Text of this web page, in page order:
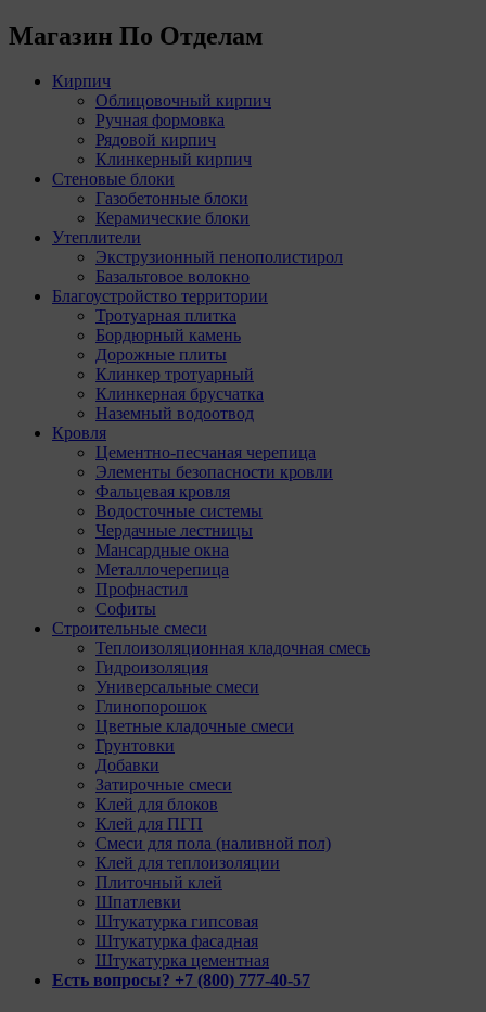
Магазин По Отделам
Кирпич
Облицовочный кирпич
Ручная формовка
Рядовой кирпич
Клинкерный кирпич
Стеновые блоки
Газобетонные блоки
Керамические блоки
Утеплители
Экструзионный пенополистирол
Базальтовое волокно
Благоустройство территории
Тротуарная плитка
Бордюрный камень
Дорожные плиты
Клинкер тротуарный
Клинкерная брусчатка
Наземный водоотвод
Кровля
Цементно-песчаная черепица
Элементы безопасности кровли
Фальцевая кровля
Водосточные системы
Чердачные лестницы
Мансардные окна
Металлочерепица
Профнастил
Софиты
Строительные смеси
Теплоизоляционная кладочная смесь
Гидроизоляция
Универсальные смеси
Глинопорошок
Цветные кладочные смеси
Грунтовки
Добавки
Затирочные смеси
Клей для блоков
Клей для ПГП
Смеси для пола (наливной пол)
Клей для теплоизоляции
Плиточный клей
Шпатлевки
Штукатурка гипсовая
Штукатурка фасадная
Штукатурка цементная
Есть вопросы? +7 (800) 777-40-57